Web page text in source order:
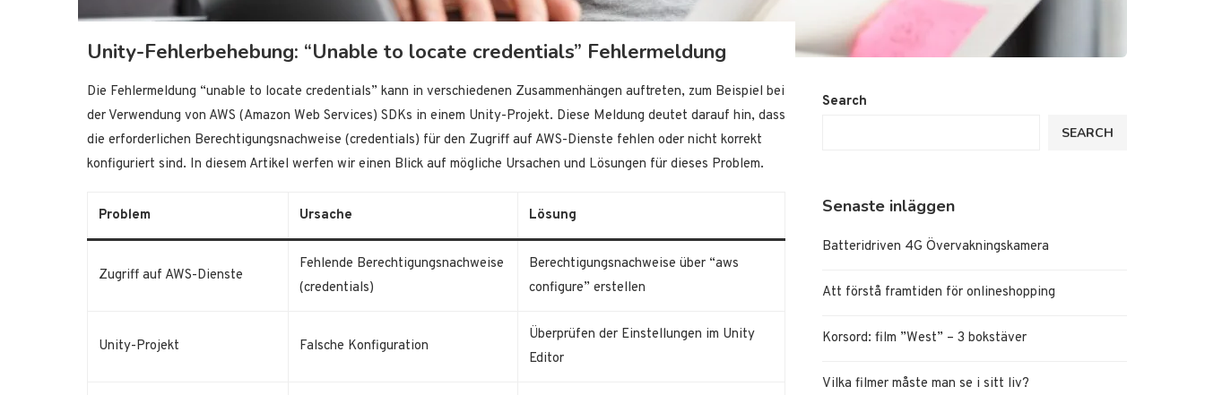
Unity-Fehlerbehebung: “Unable to locate credentials” Fehlermeldung
Die Fehlermeldung “unable to locate credentials” kann in verschiedenen Zusammenhängen auftreten, zum Beispiel bei
der Verwendung von AWS (Amazon Web Services) SDKs in einem Unity-Projekt. Diese Meldung deutet darauf hin, dass
die erforderlichen Berechtigungsnachweise (credentials) für den Zugriff auf AWS-Dienste fehlen oder nicht korrekt
konfiguriert sind. In diesem Artikel werfen wir einen Blick auf mögliche Ursachen und Lösungen für dieses Problem.
Problem Ursache Lösung
Zugriff auf AWS-Dienste
Fehlende Berechtigungsnachweise
(credentials)
Berechtigungsnachweise über “aws
configure” erstellen
Unity-Projekt Falsche Konfiguration
Überprüfen der Einstellungen im Unity
Editor
Search
SEARCH
Senaste inläggen
Batteridriven 4G Övervakningskamera
Att förstå framtiden för onlineshopping
Korsord: film ”West” – 3 bokstäver
Vilka filmer måste man se i sitt liv?